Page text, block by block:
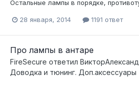
Остальные лампы в порядке,
28 января, 2014 1191 ответ
Про лампы в антаре
FireSecure ответил
Доводка и тюнинг. Доп.аксессуары